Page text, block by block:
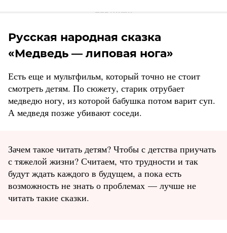
Русская народная сказка
«Медведь — липовая нога»
Есть еще и мультфильм, который точно не стоит
смотреть детям. По сюжету, старик отрубает
медведю ногу, из которой бабушка потом варит суп.
А медведя позже убивают соседи.
Зачем такое читать детям? Чтобы с детства приучать
с тяжелой жизни? Считаем, что трудности и так
будут ждать каждого в будущем, а пока есть
возможность не знать о проблемах — лучше не
читать такие сказки.